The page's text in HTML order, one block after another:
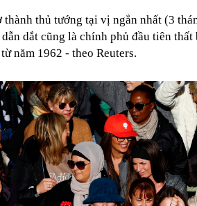
thành thủ tướng tại vị ngắn nhất (3
dắt cũng là chính phủ đầu tiên
năm 1962 - theo Reuters.